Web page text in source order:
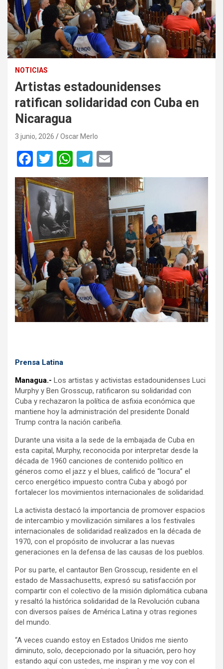
NOTICIAS
Artistas estadounidenses
ratifican solidaridad con Cuba en
Nicaragua
3 junio, 2026 Oscar Merlo
F
a
ce
b
o
o
k
T
wi
tt
er
W
h
at
s
A
p
p
T
el
e
gr
a
m
m
ail
Prensa Latina
Managua.- Los artistas y activistas estadounidenses Luci
Murphy y Ben Grosscup, ratificaron su solidaridad con
Cuba y rechazaron la política de asfixia económica que
mantiene hoy la administración del presidente Donald
Trump contra la nación caribeña.
Durante una visita a la sede de la embajada de Cuba en
esta capital, Murphy, reconocida por interpretar desde la
década de 1960 canciones de contenido político en
géneros como el jazz y el blues, calificó de “locura” el
cerco energético impuesto contra Cuba y abogó por
fortalecer los movimientos internacionales de solidaridad.
La activista destacó la importancia de promover espacios
de intercambio y movilización similares a los festivales
internacionales de solidaridad realizados en la década de
1970, con el propósito de involucrar a las nuevas
generaciones en la defensa de las causas de los pueblos.
Por su parte, el cantautor Ben Grosscup, residente en el
estado de Massachusetts, expresó su satisfacción por
compartir con el colectivo de la misión diplomática cubana
y resaltó la histórica solidaridad de la Revolución cubana
con diversos países de América Latina y otras regiones
del mundo.
“A veces cuando estoy en Estados Unidos me siento
diminuto, solo, decepcionado por la situación, pero hoy
estando aquí con ustedes, me inspiran y me voy con el